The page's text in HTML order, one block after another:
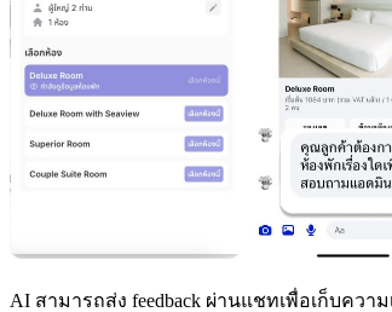
AI สามารถส่ง feedback ผ่านแชทเพื่อเก็บคว